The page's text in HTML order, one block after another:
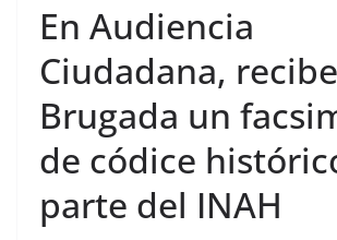
En Audiencia
Ciudadana,
Brugada un
de códice
parte del INAH